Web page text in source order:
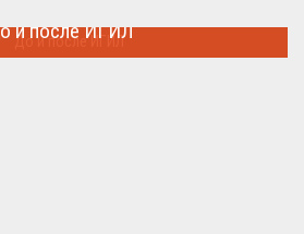
и после ИГИЛ